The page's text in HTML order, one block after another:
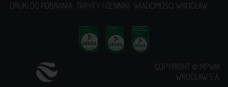
DRUKI DO POBRANIA TARYFY I CENNIKI WIADOMOŚCI WROCŁAW
COPYRIGHT © MPWIK
WROCŁAW S.A.